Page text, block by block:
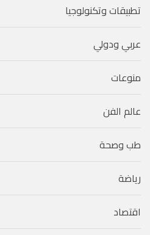
تطبيقات وتكنولوجيا
عربي ودولي
منوعات
عالم الفن
طب وصحة
رياضة
اقتصاد